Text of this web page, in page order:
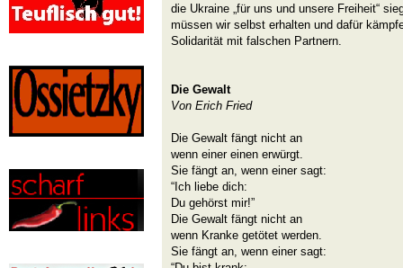
die Ukraine „für uns und unsere Freiheit“
müssen wir selbst erhalten und dafür
Solidarität mit falschen Partnern.
Die Gewalt
Von Erich Fried
Die Gewalt fängt nicht an
wenn einer einen erwürgt.
Sie fängt an, wenn einer sagt:
“Ich liebe dich:
Du gehörst mir!”
Die Gewalt fängt nicht an
wenn Kranke getötet werden.
Sie fängt an, wenn einer sagt: